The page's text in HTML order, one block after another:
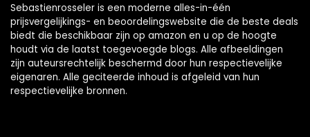
Sebastienrosseler is een moderne alles-in-één
prijsvergelijkings- en beoordelingswebsite die de beste deals
biedt die beschikbaar zijn op amazon en u op de hoogte
houdt via de laatst toegevoegde blogs. Alle afbeeldingen
zijn auteursrechtelijk beschermd door hun respectievelijke
eigenaren. Alle geciteerde inhoud is afgeleid van hun
respectievelijke bronnen.